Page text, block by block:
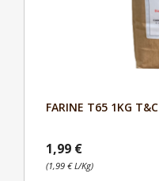

FARINE T65 1KG T&C
1,99 €
(1,99 € L/Kg)